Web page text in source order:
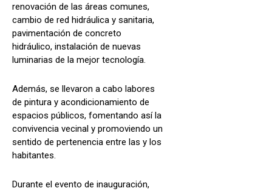
renovación de las áreas comunes,
cambio de red hidráulica y sanitaria,
pavimentación de concreto
hidráulico, instalación de nuevas
luminarias de la mejor tecnología.
Además, se llevaron a cabo labores
de pintura y acondicionamiento de
espacios públicos, fomentando así la
convivencia vecinal y promoviendo un
sentido de pertenencia entre las y los
habitantes.
Durante el evento de inauguración,